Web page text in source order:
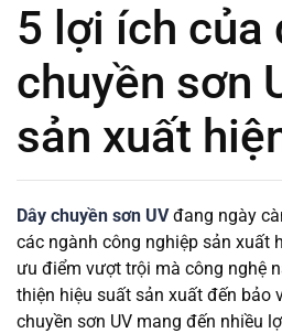
5 lợi ích của
chuyền sơn
sản xuất
Dây chuyền sơn UVđang ngày
các ngành công nghiệp sản xuất
ưu điểm vượt trội mà công nghệ
thiện hiệu suất sản xuất đến bảo
chuyền sơn UV mang đến nhiều